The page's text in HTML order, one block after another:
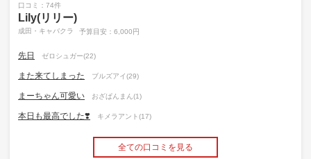
口コミ：74件
Lily(リリー)
成田・キャバクラ 予算目安：6,000円
先日 ゼロシュガー(22)
また来てしまった ブルズアイ(29)
まーちゃん可愛い おざぱんまん(1)
本日も最高でした❣️ キメラアント(17)
全ての口コミを見る